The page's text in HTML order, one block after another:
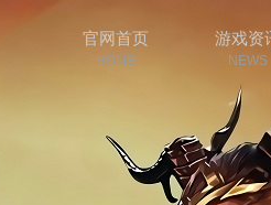
官网首页
HOME
游戏资
NEWS